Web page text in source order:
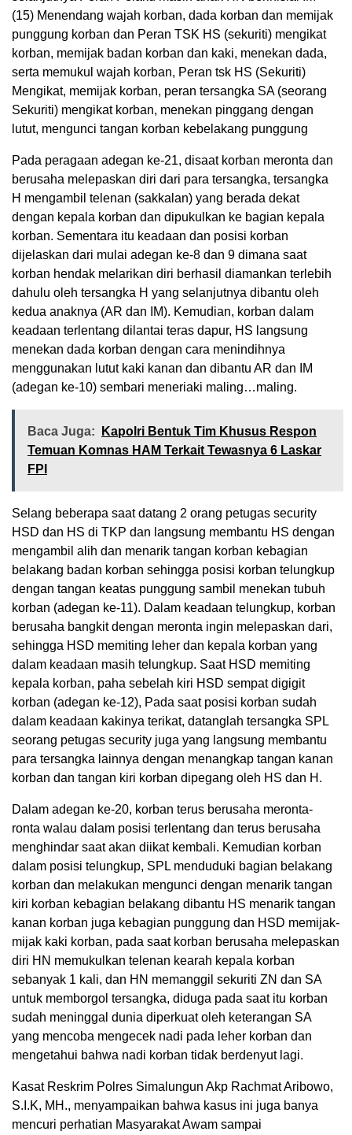
(15) Menendang wajah korban, dada korban dan memijak
punggung korban dan Peran TSK HS (sekuriti) mengikat
korban, memijak badan korban dan kaki, menekan dada,
serta memukul wajah korban, Peran tsk HS (Sekuriti)
Mengikat, memijak korban, peran tersangka SA (seorang
Sekuriti) mengikat korban, menekan pinggang dengan
lutut, mengunci tangan korban kebelakang punggung
Pada peragaan adegan ke-21, disaat korban meronta dan
berusaha melepaskan diri dari para tersangka, tersangka
H mengambil telenan (sakkalan) yang berada dekat
dengan kepala korban dan dipukulkan ke bagian kepala
korban. Sementara itu keadaan dan posisi korban
dijelaskan dari mulai adegan ke-8 dan 9 dimana saat
korban hendak melarikan diri berhasil diamankan terlebih
dahulu oleh tersangka H yang selanjutnya dibantu oleh
kedua anaknya (AR dan IM). Kemudian, korban dalam
keadaan terlentang dilantai teras dapur, HS langsung
menekan dada korban dengan cara menindihnya
menggunakan lutut kaki kanan dan dibantu AR dan IM
(adegan ke-10) sembari meneriaki maling…maling.
Baca Juga:
Kapolri Bentuk Tim Khusus Respon
Temuan Komnas HAM Terkait Tewasnya 6 Laskar
FPI
Selang beberapa saat datang 2 orang petugas security
HSD dan HS di TKP dan langsung membantu HS dengan
mengambil alih dan menarik tangan korban kebagian
belakang badan korban sehingga posisi korban telungkup
dengan tangan keatas punggung sambil menekan tubuh
korban (adegan ke-11). Dalam keadaan telungkup, korban
berusaha bangkit dengan meronta ingin melepaskan dari,
sehingga HSD memiting leher dan kepala korban yang
dalam keadaan masih telungkup. Saat HSD memiting
kepala korban, paha sebelah kiri HSD sempat digigit
korban (adegan ke-12), Pada saat posisi korban sudah
dalam keadaan kakinya terikat, datanglah tersangka SPL
seorang petugas security juga yang langsung membantu
para tersangka lainnya dengan menangkap tangan kanan
korban dan tangan kiri korban dipegang oleh HS dan H.
Dalam adegan ke-20, korban terus berusaha meronta-
ronta walau dalam posisi terlentang dan terus berusaha
menghindar saat akan diikat kembali. Kemudian korban
dalam posisi telungkup, SPL menduduki bagian belakang
korban dan melakukan mengunci dengan menarik tangan
kiri korban kebagian belakang dibantu HS menarik tangan
kanan korban juga kebagian punggung dan HSD memijak-
mijak kaki korban, pada saat korban berusaha melepaskan
diri HN memukulkan telenan kearah kepala korban
sebanyak 1 kali, dan HN memanggil sekuriti ZN dan SA
untuk memborgol tersangka, diduga pada saat itu korban
sudah meninggal dunia diperkuat oleh keterangan SA
yang mencoba mengecek nadi pada leher korban dan
mengetahui bahwa nadi korban tidak berdenyut lagi.
Kasat Reskrim Polres Simalungun Akp Rachmat Aribowo,
S.I.K, MH., menyampaikan bahwa kasus ini juga banya
mencuri perhatian Masyarakat Awam sampai